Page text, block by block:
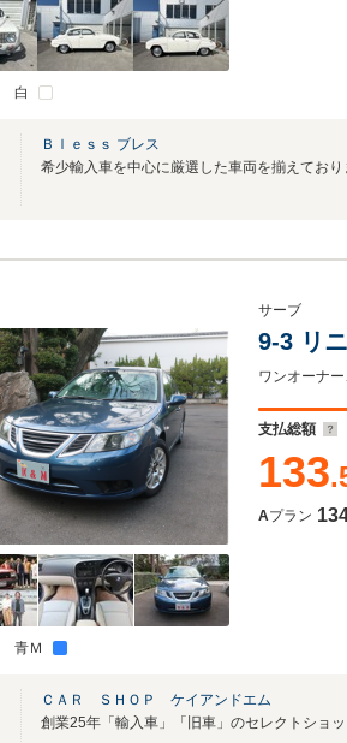
白
Ｂｌｅｓｓ ブレス
希少輸入車を中心に厳選した車両を揃えており
青Ｍ
サーブ
9-3 リ
ワンオーナ
支払総額
133
Aプラン
ＣＡＲ ＳＨＯＰ ケイアンドエム